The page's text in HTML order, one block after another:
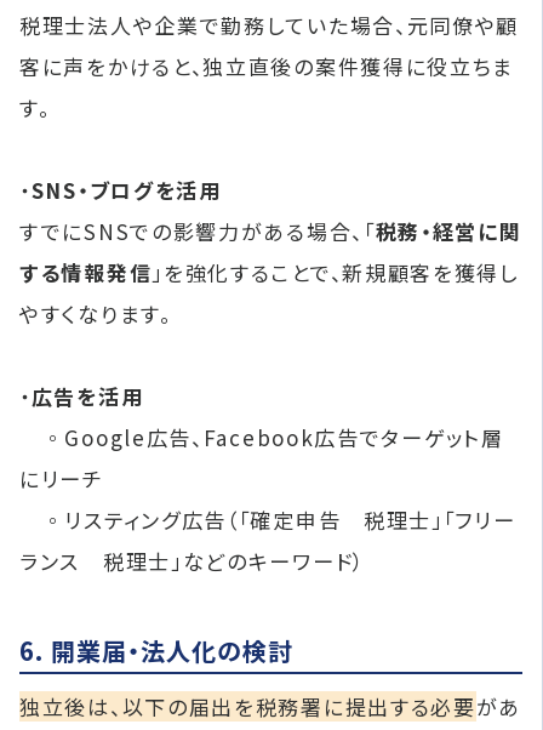
税理士法人や企業で勤務していた場合、元同僚や顧
客に声をかけると、独立直後の案件獲得に役立ちま
す。
・SNS・ブログを活用
すでにSNSでの影響力がある場合、「税務・経営に関
する情報発信 」を強化することで、新規顧客を獲得し
やすくなります。
・広告を活用
◦Google広告、Facebook広告でターゲット層
にリーチ
◦リスティング広告（「確定申告 税理士」「フリー
ランス 税理士」などのキーワード）
6. 開業届・法人化の検討
独立後は、以下の届出を税務署に提出する必要があ